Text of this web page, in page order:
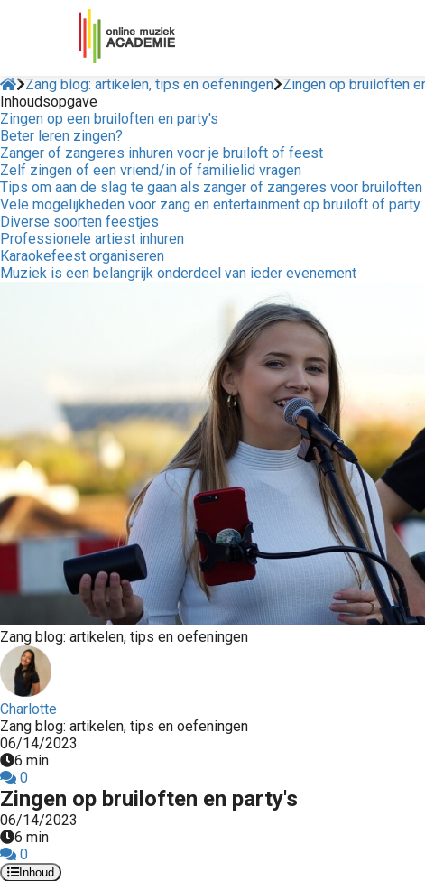
Zang blog: artikelen, tips en oefeningen
Zingen op bruiloften
Inhoudsopgave
Zingen op een bruiloften en party's
Beter leren zingen?
Zanger of zangeres inhuren voor je bruiloft of feest
Zelf zingen of een vriend/in of familielid vragen
Tips om aan de slag te gaan als zanger of zangeres voor
Vele mogelijkheden voor zang en entertainment op bruiloft of party
Diverse soorten feestjes
Professionele artiest inhuren
Karaokefeest organiseren
Muziek is een belangrijk onderdeel van ieder evenement
Zang blog: artikelen, tips en oefeningen
Charlotte
Zang blog: artikelen, tips en oefeningen
06/14/2023
6 min
0
Zingen op bruiloften en party's
06/14/2023
6 min
0
Inhoud